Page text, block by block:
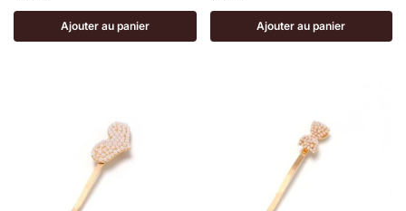
Ajouter au panier Ajouter au panier